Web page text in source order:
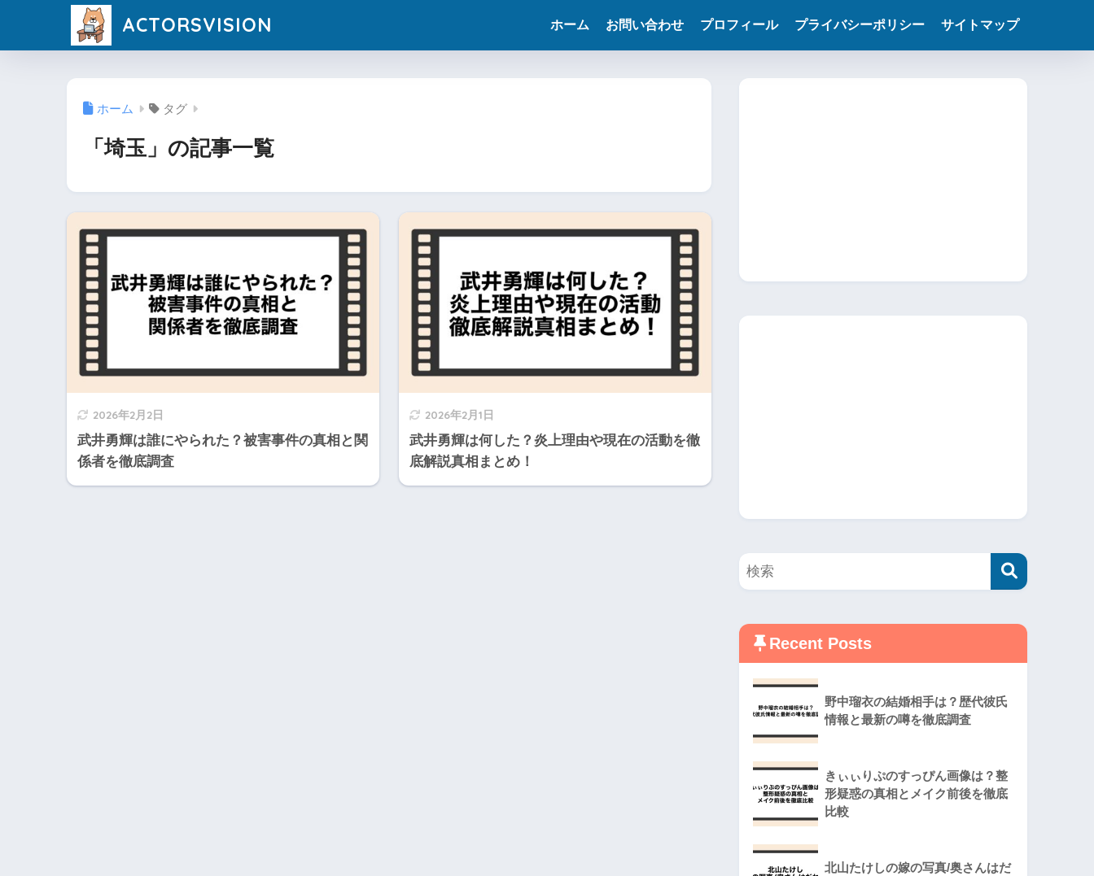
ACTORSVISION ホーム お問い合わせ プロフィール プライバシーポリシー サイトマップ
ホーム タグ
「埼玉」の記事一覧
2026年2月2日
武井勇輝は誰にやられた？被害事件の真相と関
係者を徹底調査
2026年2月1日
武井勇輝は何した？炎上理由や現在の活動を徹
底解説真相まとめ！
Recent Posts
野中瑠衣の結婚相手は？歴代彼氏
情報と最新の噂を徹底調査
きぃぃりぷのすっぴん画像は？整
形疑惑の真相とメイク前後を徹底
比較
北山たけしの嫁の写真/奥さんはだ